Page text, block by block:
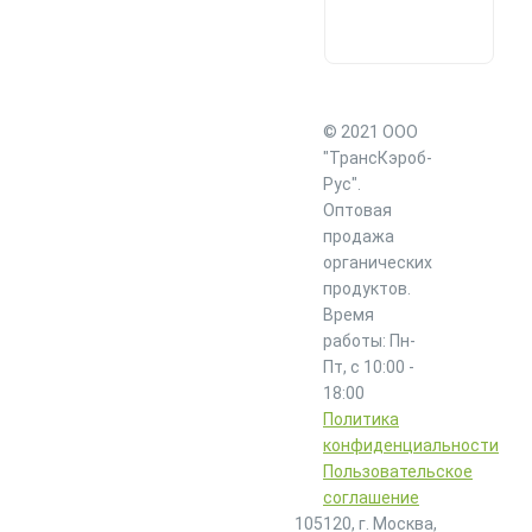
© 2021 ООО
"ТрансКэроб-
Рус".
Оптовая
продажа
органических
продуктов.
Время
работы: Пн-
Пт, с 10:00 -
18:00
Политика
конфиденциальности
Пользовательское
соглашение
105120, г. Москва,